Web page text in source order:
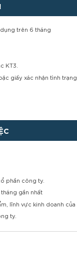
trên 6 tháng
KT3.
giấy xác nhận tình
phần công ty.
gần nhất
lĩnh vực kinh doanh
ty.